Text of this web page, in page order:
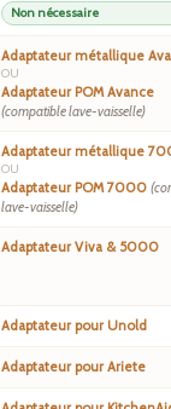
Non nécessaire
Adaptateur métallique
OU
Adaptateur POM Avance
(compatible lave-vaisselle)
Adaptateur métallique
OU
Adaptateur POM 7000
lave-vaisselle)
Adaptateur Viva & 5000
Adaptateur pour Unold
Adaptateur pour Ariete